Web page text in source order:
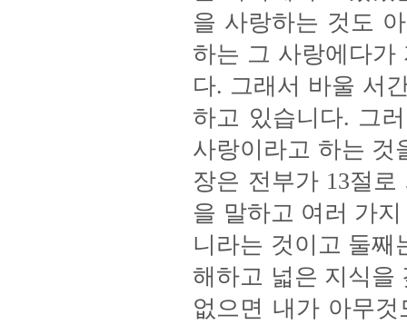
을 사랑하는 것도
하는 그 사랑에다가
다. 그래서 바울 서
하고 있습니다. 그
사랑이라고 하는 것
장은 전부가 13절
을 말하고 여러 가
니라는 것이고 둘째
해하고 넓은 지식을
없으면 내가 아무